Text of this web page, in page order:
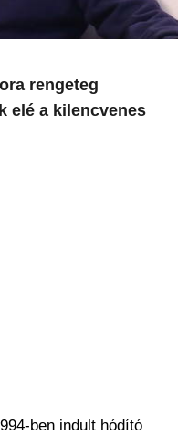
rengeteg
elé a kilencvenes
ben indult hódító